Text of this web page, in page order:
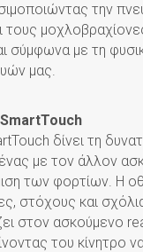
την
τους
σύμφωνα με τη
μας.
δίνει τη
με τον άλλον
των φορτίων. Η
στόχους και
στον ασκούμενο
του κίνητρο